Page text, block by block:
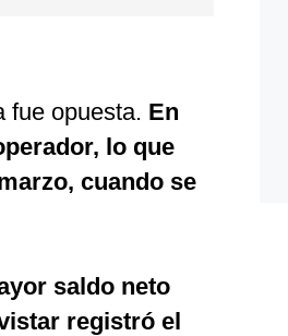
fue opuesta. En
lo que
cuando se
saldo neto
registró el